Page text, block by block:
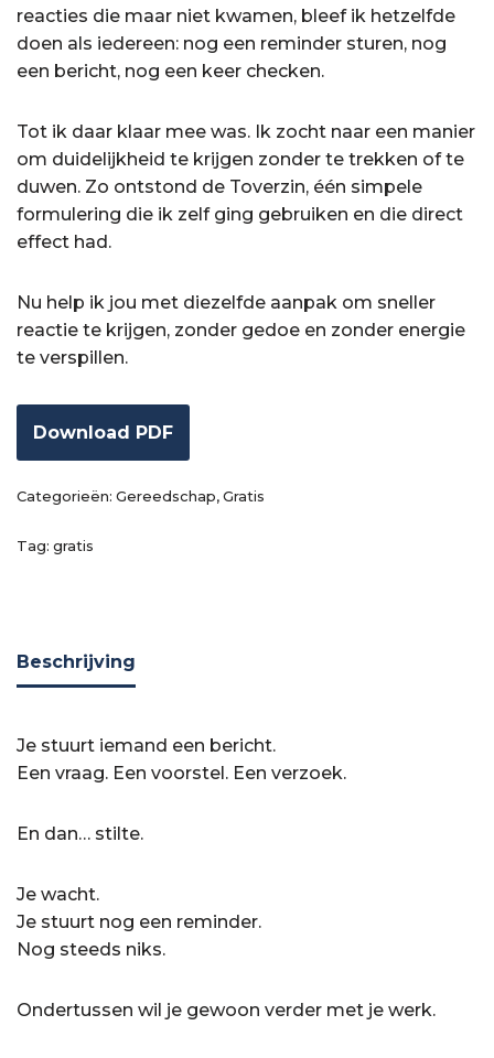
reacties die maar niet kwamen, bleef ik hetzelfde
doen als iedereen: nog een reminder sturen, nog
een bericht, nog een keer checken.
Tot ik daar klaar mee was. Ik zocht naar een manier
om duidelijkheid te krijgen zonder te trekken of te
duwen. Zo ontstond de Toverzin, één simpele
formulering die ik zelf ging gebruiken en die direct
effect had.
Nu help ik jou met diezelfde aanpak om sneller
reactie te krijgen, zonder gedoe en zonder energie
te verspillen.
Download PDF
Categorieën: Gereedschap,Gratis
Tag: gratis
Beschrijving
Je stuurt iemand een bericht.
Een vraag. Een voorstel. Een verzoek.
En dan… stilte.
Je wacht.
Je stuurt nog een reminder.
Nog steeds niks.
Ondertussen wil je gewoon verder met je werk.